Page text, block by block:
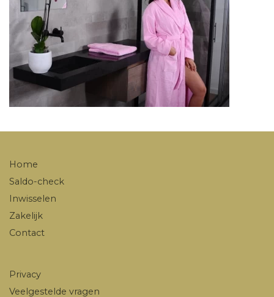
Home
Saldo-check
Inwisselen
Zakelijk
Contact
Privacy
Veelgestelde vragen